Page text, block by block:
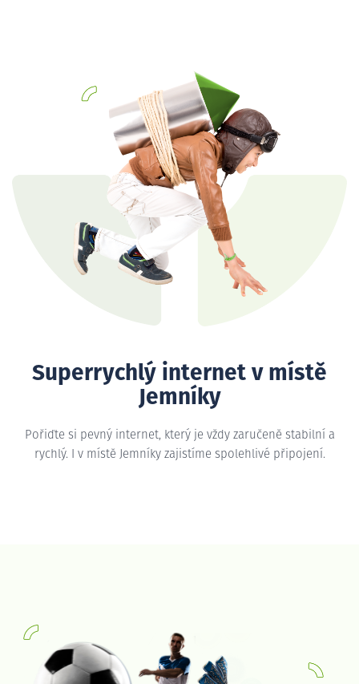
Superrychlý internet v místě
Jemníky
Pořiďte si pevný internet, který je vždy zaručeně stabilní a
rychlý. I v místě Jemníky zajistíme spolehlivé připojení.